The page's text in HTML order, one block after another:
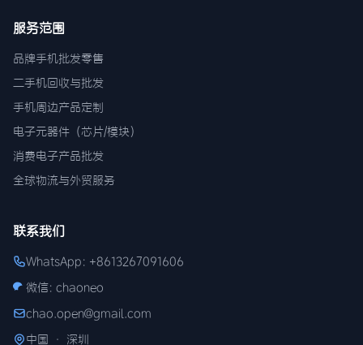
服务范围
品牌手机批发零售
二手机回收与批发
手机周边产品定制
电子元器件（芯片/模块）
消费电子产品批发
全球物流与外贸服务
联系我们
WhatsApp: +8613267091606
微信: chaoneo
chao.open@gmail.com
中国 · 深圳